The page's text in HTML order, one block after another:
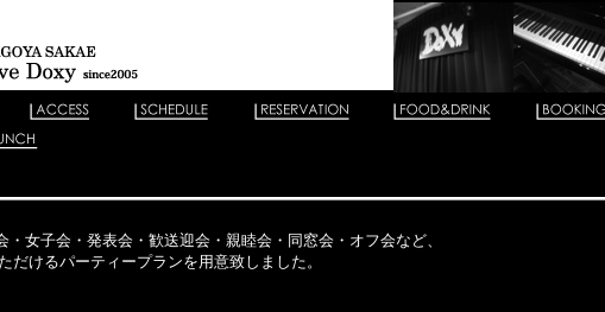
女子会・発表会・歓送迎会・親睦会・同窓会・オフ会など、
けるパーティープランを用意致しました。